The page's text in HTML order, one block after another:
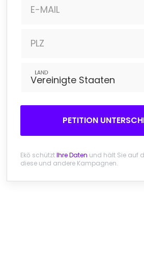
E-MAIL
PLZ
LAND
Vereinigte Staaten
PETITION
Ekō schütztIhre Daten und hält Sie auf
diese und andere Kampagnen.